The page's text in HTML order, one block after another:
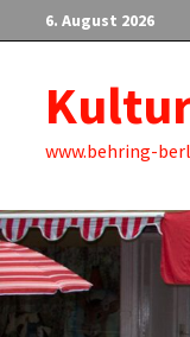
Inhalt
6. August 2026
www.behring-